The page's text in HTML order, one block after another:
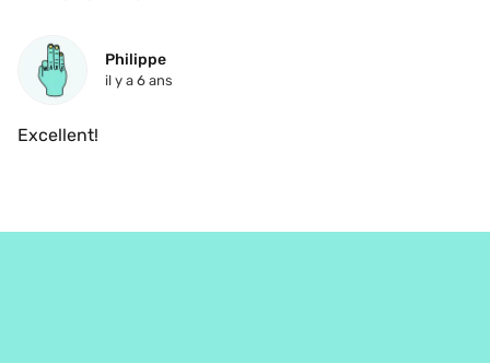
Philippe
il y a 6 ans
Excellent!